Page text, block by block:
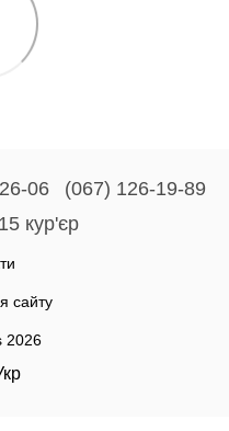
06
(067) 126-19-89
кур'єр
сайту
2026